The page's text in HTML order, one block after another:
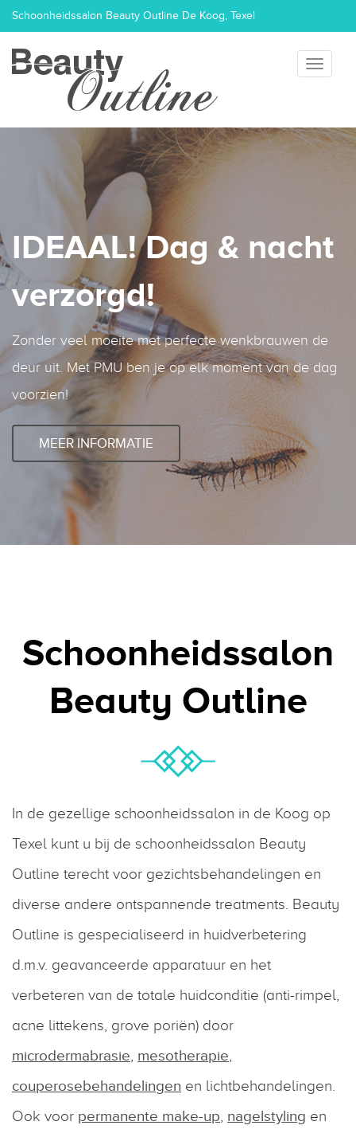
Schoonheidssalon Beauty Outline De Koog, Texel
Heeft u vragen? Mail 06 - 82 38
Toggle
IDEAAL! Dag & nacht
verzorgd!
Zonder veel moeite met perfecte wenkbrauwen de
deur uit. Met PMU ben je op elk moment van de dag
voorzien!
MEER INFORMATIE
Schoonheidssalon
Beauty Outline
In de gezellige schoonheidssalon in de Koog op
Texel kunt u bij de schoonheidssalon Beauty
Outline terecht voor gezichtsbehandelingen en
diverse andere ontspannende treatments. Beauty
Outline is gespecialiseerd in huidverbetering
d.m.v. geavanceerde apparatuur en het
verbeteren van de totale huidconditie (anti-rimpel,
acne littekens, grove poriën) door
microdermabrasie mesotherapie
couperosebehandelingen en lichtbehandelingen.
Ook voor permanente make-up nagelstyling en